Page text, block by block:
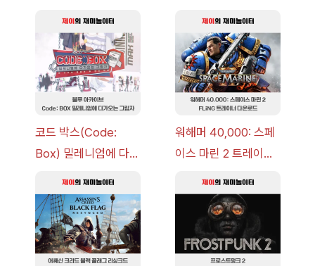
코드 박스(Code:
Box) 밀레니엄에 다가
략 [복각] | 블루 아카
이브
워해머 40,000: 스페
이스 마린 2 트레이너
v14.0+] 다운로드